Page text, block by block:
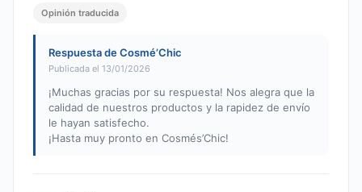
Opinión traducida
Respuesta de Cosmé’Chic
Publicada el 13/01/2026
¡Muchas gracias por su respuesta! Nos alegra que la
calidad de nuestros productos y la rapidez de envío
le hayan satisfecho.
¡Hasta muy pronto en Cosmés’Chic!